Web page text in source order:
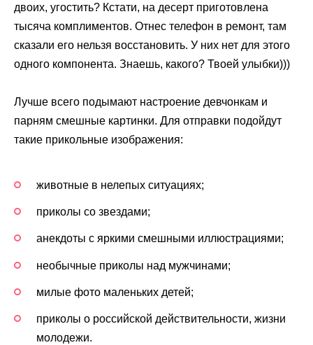
двоих, угостить? Кстати, на десерт приготовлена
тысяча комплиментов. Отнес телефон в ремонт, там
сказали его нельзя восстановить. У них нет для этого
одного компонента. Знаешь, какого? Твоей улыбки)))
Лучше всего подымают настроение девчонкам и
парням смешные картинки. Для отправки подойдут
такие прикольные изображения:
животные в нелепых ситуациях;
приколы со звездами;
анекдоты с яркими смешными иллюстрациями;
необычные приколы над мужчинами;
милые фото маленьких детей;
приколы о российской действительности, жизни
молодежи.